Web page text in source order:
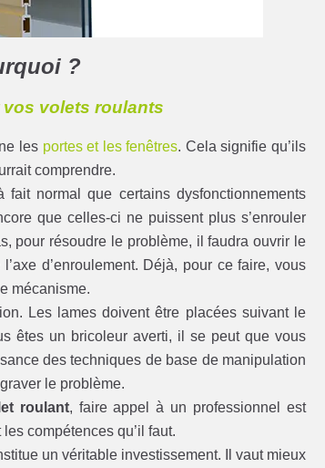
?
volets roulants
les portes et les fenêtres. Cela signifie qu’ils
comprendre.
normal que certains dysfonctionnements
que celles-ci ne puissent plus s’enrouler
pour résoudre le problème, il faudra ouvrir le
d’enroulement. Déjà, pour ce faire, vous
mécanisme.
Les lames doivent être placées suivant le
êtes un bricoleur averti, il se peut que vous
des techniques de base de manipulation
le problème.
roulant, faire appel à un professionnel est
compétences qu’il faut.
un véritable investissement. Il vaut mieux